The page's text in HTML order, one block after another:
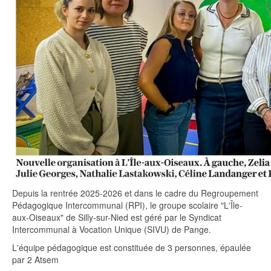
Depuis la rentrée 2025-2026 et dans le cadre du Regroupement
Pédagogique Intercommunal (RPI), le groupe scolaire "L'Île-
aux-Oiseaux" de Silly-sur-Nied est géré par le Syndicat
Intercommunal à Vocation Unique (SIVU) de Pange.
L'équipe pédagogique est constituée de 3 personnes, épaulée
par 2 Atsem